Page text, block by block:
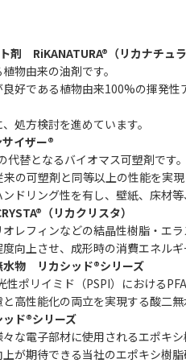
剤 RiKANATURA®（リカナチュラ
由来の油剤です。
である植物由来100%の揮発性
方検討を進めています。
イザー®
替となるバイオマス可塑剤です。
可塑剤と同等以上の性能を実現
リング性を有し、壁紙、床材等
（リカクリスタ）
フィンなどの結晶性樹脂・エラ
上させ、成形時の消費エネルギ
物 リカシッド®シリーズ
リイミド（PSPI）における
性能化の両立を実現する酸二無
ド®シリーズ
電子部材に使用されるエポキシ
期待できる当社のエポキシ樹脂